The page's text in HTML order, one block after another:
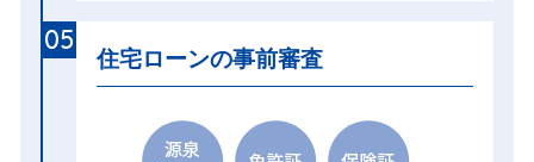
05
住宅ローンの事前審査